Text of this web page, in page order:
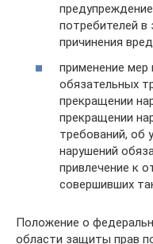
потребителей
причинения
применение мер
обязательных
прекращении
прекращении
требований, об
нарушений
привлечение к
совершивших
Положение о
области защиты прав